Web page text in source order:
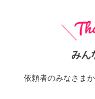
みん
依頼者のみなさま